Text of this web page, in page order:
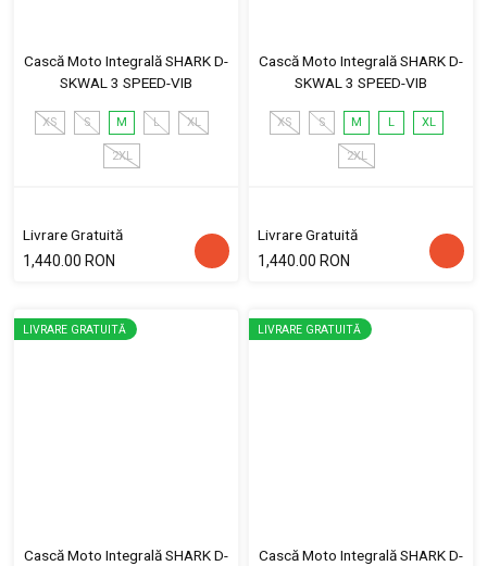
Cască Moto Integrală SHARK D-
SKWAL 3 SPEED-VIB
XS S M L XL
2XL
Livrare Gratuită
1,440.00 RON
Cască Moto Integrală SHARK D-
SKWAL 3 SPEED-VIB
XS S M L XL
2XL
Livrare Gratuită
1,440.00 RON
LIVRARE GRATUITĂ
Cască Moto Integrală SHARK D-
LIVRARE GRATUITĂ
Cască Moto Integrală SHARK D-